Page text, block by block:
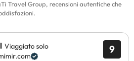
Travel Group, recensioni autentiche che
9
Viaggiato solo